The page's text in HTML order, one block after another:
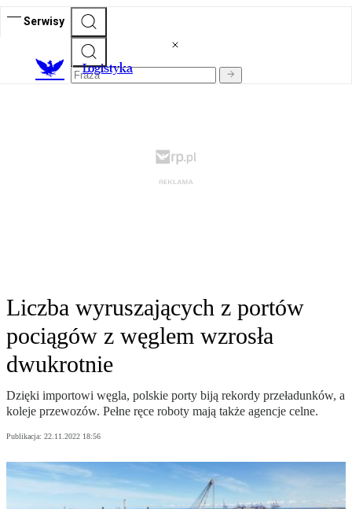
Serwisy
Logistyka
Liczba wyruszających z portów
pociągów z węglem wzrosła
dwukrotnie
Dzięki importowi węgla, polskie porty biją rekordy przeładunków, a
koleje przewozów. Pełne ręce roboty mają także agencje celne.
Publikacja: 22.11.2022 18:56